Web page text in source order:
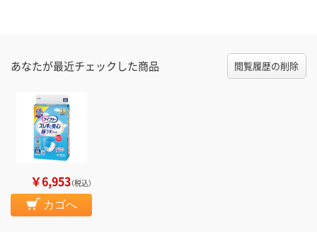
あなたが最近チェックした商品 閲覧履歴の削除
￥6,953（税込）
カゴへ